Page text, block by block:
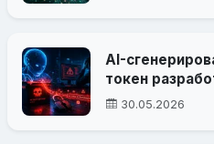
AI-
токен
кражи файлов
30.05.2026